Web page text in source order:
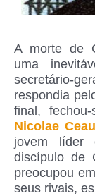
A morte de
uma
secretário-
respondia
final,
Nicolae
jovem líder
discípulo de
preocupou
seus rivais,